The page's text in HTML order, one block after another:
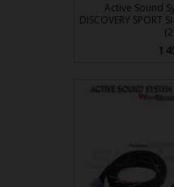
Active Sound
DISCOVERY SPORT
1